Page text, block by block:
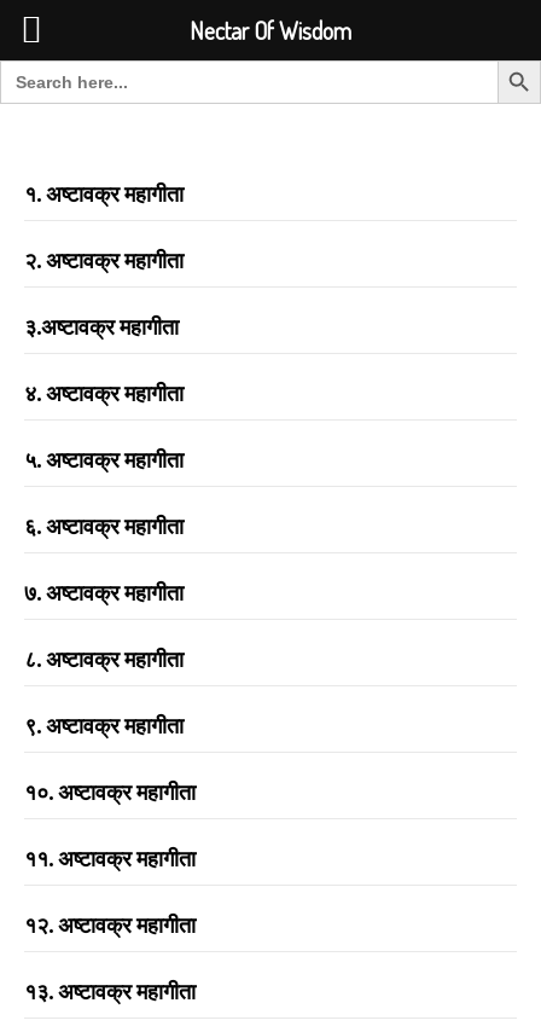
Search for: Search
१. अष्टावक्र महागीता
२. अष्टावक्र महागीता
३.अष्टावक्र महागीता
४. अष्टावक्र महागीता
५. अष्टावक्र महागीता
६. अष्टावक्र महागीता
७. अष्टावक्र महागीता
८. अष्टावक्र महागीता
९. अष्टावक्र महागीता
१०. अष्टावक्र महागीता
११. अष्टावक्र महागीता
१२. अष्टावक्र महागीता
१३. अष्टावक्र महागीता
Nectar Of Wisdom